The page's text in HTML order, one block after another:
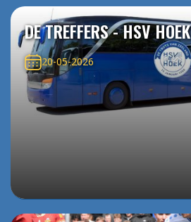
DE TREFFERS - HSV HOEK
20-05-2026